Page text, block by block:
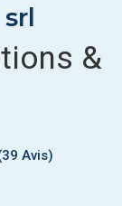
&
Avis)